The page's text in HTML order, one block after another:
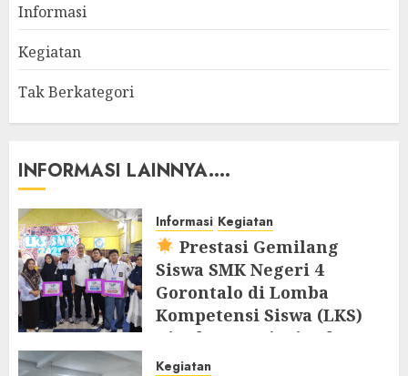
Informasi
Kegiatan
Tak Berkategori
INFORMASI LAINNYA....
Informasi Kegiatan
Prestasi Gemilang
Siswa SMK Negeri 4
Gorontalo di Lomba
Kompetensi Siswa (LKS)
Tingkat Provinsi Tahun
2025
Kegiatan